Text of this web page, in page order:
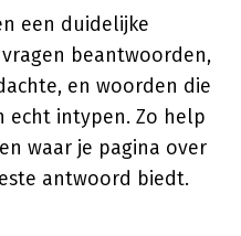
een duidelijke
beantwoorden,
en woorden die
echt intypen. Zo help
waar je pagina over
antwoord biedt.